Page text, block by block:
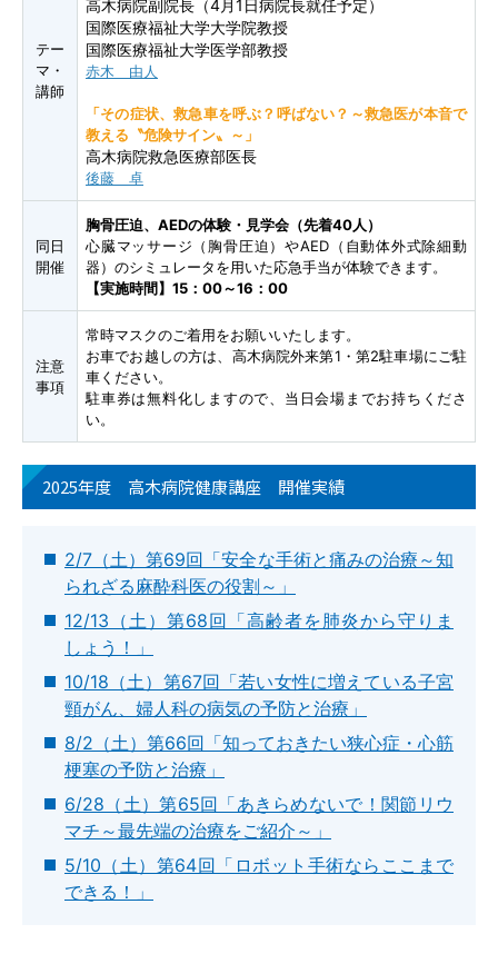
テー
マ・
講師
高木病院副院長（4月1日病院長就任予定）
国際医療福祉大学大学院教授
国際医療福祉大学医学部教授
赤木 由人
「その症状、救急車を呼ぶ？呼ばない？～救急医が本音で
教える〝危険サイン〟～」
高木病院救急医療部医長
後藤 卓
同日
開催
胸骨圧迫、AEDの体験・見学会（先着40人）
心臓マッサージ（胸骨圧迫）やAED（自動体外式除細動
器）のシミュレータを用いた応急手当が体験できます。
【実施時間】15：00～16：00
注意
事項
常時マスクのご着用をお願いいたします。
お車でお越しの方は、高木病院外来第1・第2駐車場にご駐
車ください。
駐車券は無料化しますので、当日会場までお持ちくださ
い。
2025年度 高木病院健康講座 開催実績
2/7（土）第69回「安全な手術と痛みの治療～知
られざる麻酔科医の役割～」
12/13（土）第68回「高齢者を肺炎から守りま
しょう！」
10/18（土）第67回「若い女性に増えている子宮
頸がん、婦人科の病気の予防と治療」
8/2（土）第66回「知っておきたい狭心症・心筋
梗塞の予防と治療」
6/28（土）第65回「あきらめないで！関節リウ
マチ～最先端の治療をご紹介～」
5/10（土）第64回「ロボット手術ならここまで
できる！」